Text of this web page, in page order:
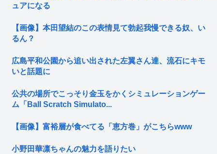
ュアになる
【画像】本田望結のこの表情見て勃起我慢できる奴、い
るん？
広島平和公園から追い出された左翼さん達、流石にキモ
いと話題に
公共の場所でこっそり金玉をかくシミュレーションゲー
ム「Ball Scratch Simulato...
【画像】富裕層が食べてる「恵方巻」がこちらwww
小野田華凛ちゃんの魅力を語りたい